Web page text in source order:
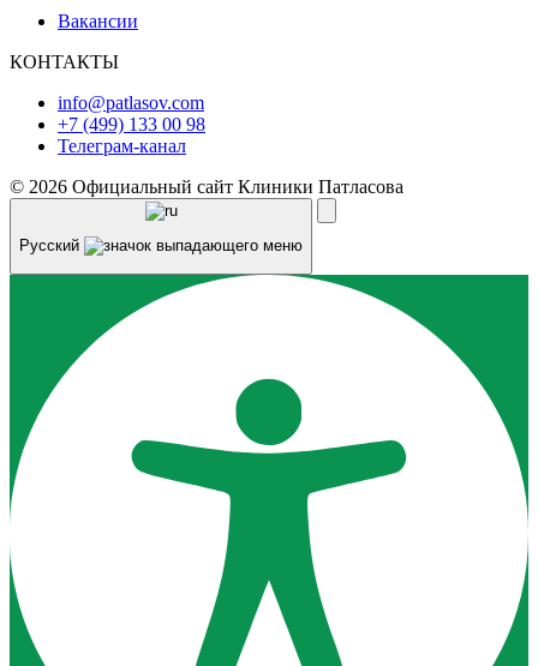
Вакансии
КОНТАКТЫ
info@patlasov.com
+7 (499) 133 00 98
Телеграм-канал
© 2026 Официальный сайт Клиники Патласова
Русский